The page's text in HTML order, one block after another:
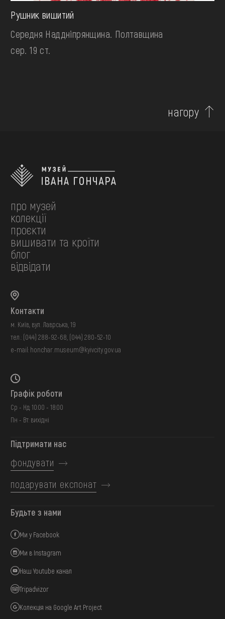
Рушник вишитий
Середня Наддніпрянщина. Полтавщина
сер. 19 ст.
нагору
про музей
колекції
проєкти
вишивати та кроїти
блог
відвідати
Контакти
м. Київ, вул. Лаврська, 19
тел.: (044) 288-92-68 (044) 280-52-10
e-mail: honchar.museum@kyivcity.gov.ua
Графік роботи
Ср - Нд: 10:00 - 18:00
Пн - Вт: вихідні
Підтримати нас
фондувати
подарувати експонат
Будьте з нами
Ми у Facebook
Ми в Instagram
Наш Youtube канал
Tripadvizor
Колекція на Google Art Project